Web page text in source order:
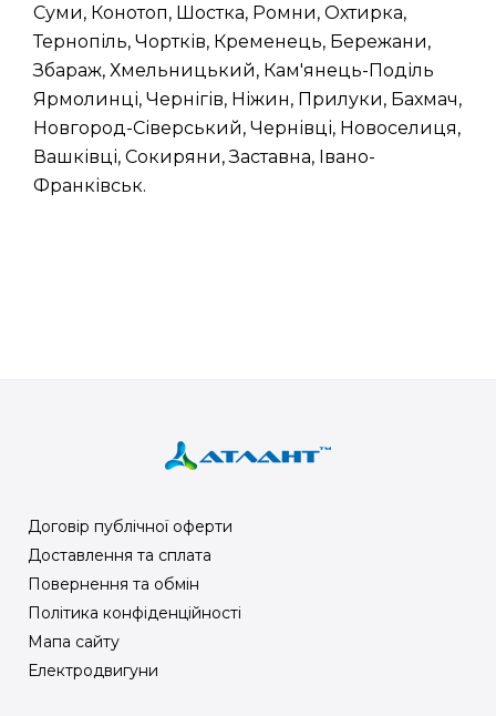
Суми, Конотоп, Шостка, Ромни, Охтирка,
Тернопіль, Чортків, Кременець, Бережани,
Збараж, Хмельницький, Кам'янець-Поділь
Ярмолинці, Чернігів, Ніжин, Прилуки, Бахмач,
Новгород-Сіверський, Чернівці, Новоселиця,
Вашківці, Сокиряни, Заставна, Івано-
Франківськ.
Договір публічної оферти
Доставлення та сплата
Повернення та обмін
Політика конфіденційності
Мапа сайту
Електродвигуни